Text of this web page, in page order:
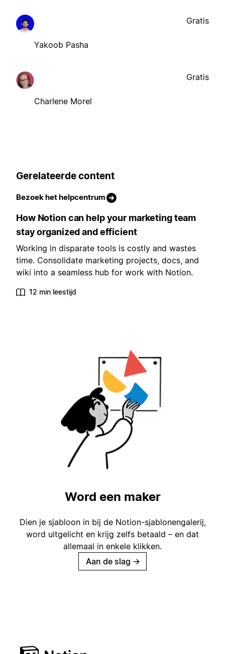
Yakoob Pasha
Gratis
Charlene Morel
Gratis
Gerelateerde content
Bezoek het helpcentrum
How Notion can help your marketing team
stay organized and efficient
Working in disparate tools is costly and wastes
time. Consolidate marketing projects, docs, and
wiki into a seamless hub for work with Notion.
12 min leestijd
Word een maker
Dien je sjabloon in bij de Notion-sjablonengalerij,
word uitgelicht en krijg zelfs betaald – en dat
allemaal in enkele klikken.
Aan de slag →